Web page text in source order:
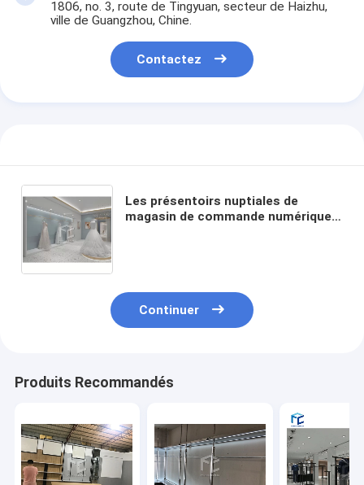
1806, no. 3, route de Tingyuan, secteur de Haizhu,
ville de Guangzhou, Chine.
Contactez
Les présentoirs nuptiales de
magasin de commande numérique
Continuer
Produits Recommandés